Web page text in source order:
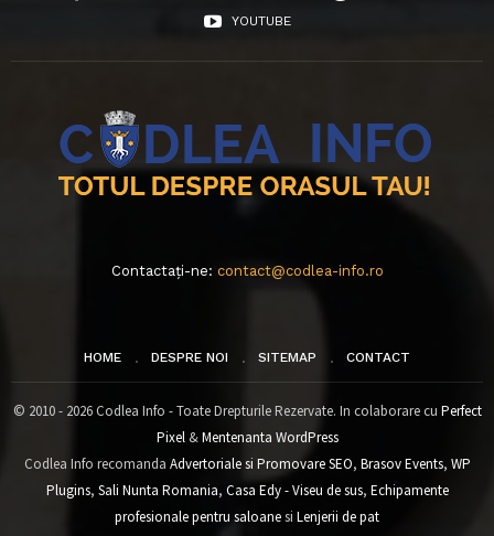
YOUTUBE
Contactați-ne: contact@codlea-info.ro
HOME DESPRE NOI SITEMAP CONTACT
© 2010 - 2026 Codlea Info - Toate Drepturile Rezervate. In colaborare cu Perfect
Pixel&Mentenanta WordPress
Codlea Info recomanda Advertoriale si Promovare SEO, Brasov Events, WP
Plugins, Sali Nunta Romania, Casa Edy - Viseu de sus, Echipamente
profesionale pentru saloanesi Lenjerii de pat